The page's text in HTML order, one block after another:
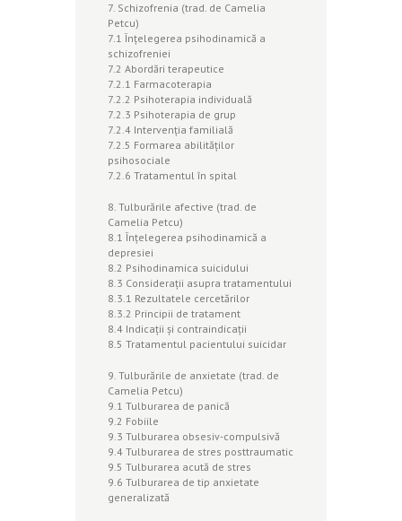
7. Schizofrenia (trad. de Camelia
Petcu)
7.1 Înţelegerea psihodinamică a
schizofreniei
7.2 Abordări terapeutice
7.2.1 Farmacoterapia
7.2.2 Psihoterapia individuală
7.2.3 Psihoterapia de grup
7.2.4 Intervenţia familială
7.2.5 Formarea abilităţilor
psihosociale
7.2.6 Tratamentul în spital
8. Tulburările afective (trad. de
Camelia Petcu)
8.1 Înţelegerea psihodinamică a
depresiei
8.2 Psihodinamica suicidului
8.3 Consideraţii asupra tratamentului
8.3.1 Rezultatele cercetărilor
8.3.2 Principii de tratament
8.4 Indicaţii şi contraindicaţii
8.5 Tratamentul pacientului suicidar
9. Tulburările de anxietate (trad. de
Camelia Petcu)
9.1 Tulburarea de panică
9.2 Fobiile
9.3 Tulburarea obsesiv-compulsivă
9.4 Tulburarea de stres posttraumatic
9.5 Tulburarea acută de stres
9.6 Tulburarea de tip anxietate
generalizată